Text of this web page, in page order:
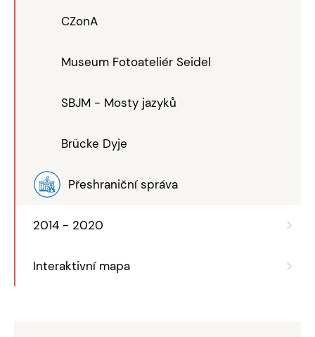
CZonA
Museum Fotoateliér Seidel
SBJM - Mosty jazyků
Brücke Dyje
Přeshraniční správa
2014 - 2020
Interaktivní mapa